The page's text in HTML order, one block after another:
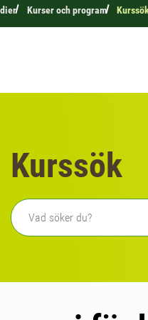
Kurser och program
Kurssök
Fritext sökning